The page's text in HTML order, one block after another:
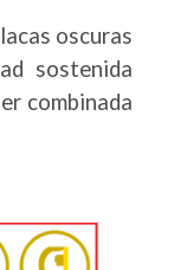
oscuras
sostenida
combinada